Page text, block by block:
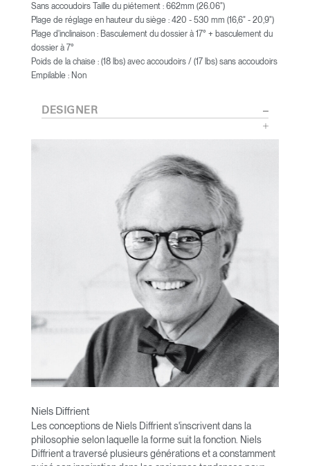
Sans accoudoirs Taille du piétement : 662mm (26.06")
Plage de réglage en hauteur du siège : 420 - 530 mm (16,6" - 20,9")
Plage d'inclinaison : Basculement du dossier à 17° + basculement du
dossier à 7°
Poids de la chaise : (18 lbs) avec accoudoirs / (17 lbs) sans accoudoirs
Empilable : Non
DESIGNER
Niels Diffrient
Les conceptions de Niels Diffrient s'inscrivent dans la
philosophie selon laquelle la forme suit la fonction. Niels
Diffrient a traversé plusieurs générations et a constamment